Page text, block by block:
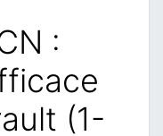
:
(1-